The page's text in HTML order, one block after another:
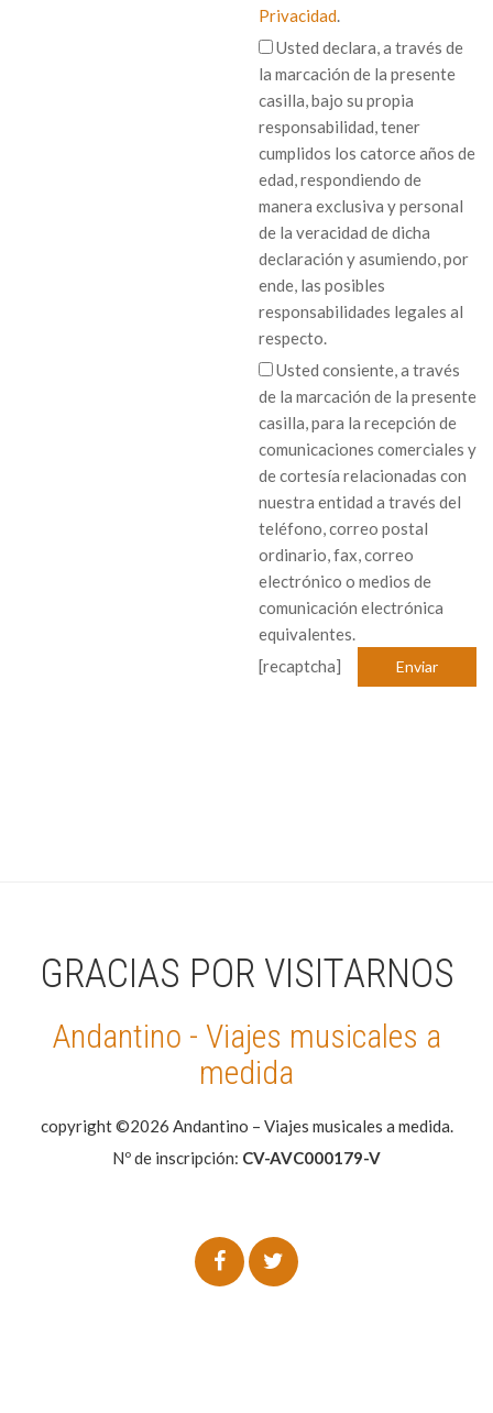
Privacidad.
Usted declara, a través de
la marcación de la presente
casilla, bajo su propia
responsabilidad, tener
cumplidos los catorce años de
edad, respondiendo de
manera exclusiva y personal
de la veracidad de dicha
declaración y asumiendo, por
ende, las posibles
responsabilidades legales al
respecto.
Usted consiente, a través
de la marcación de la presente
casilla, para la recepción de
comunicaciones comerciales y
de cortesía relacionadas con
nuestra entidad a través del
teléfono, correo postal
ordinario, fax, correo
electrónico o medios de
comunicación electrónica
equivalentes.
[recaptcha]
GRACIAS POR VISITARNOS
Andantino - Viajes musicales a
medida
copyright ©2026 Andantino – Viajes musicales a medida.
Nº de inscripción: CV-AVC000179-V